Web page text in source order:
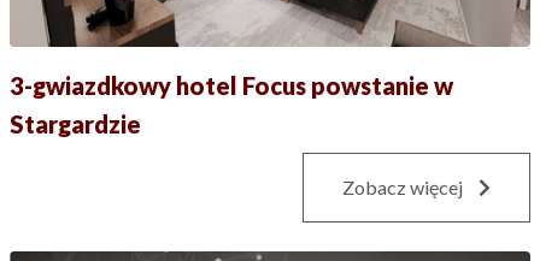
3-gwiazdkowy hotel Focus powstanie w
Stargardzie
Zobacz więcej